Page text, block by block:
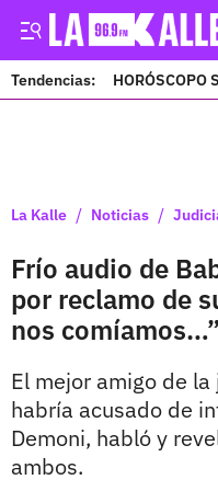
Tendencias: HORÓSCOPO
La Kalle / Noticias /
Frío audio de
por reclamo de
nos comíamos…”
El mejor amigo de
habría acusado de
Demoni, habló y
ambos.